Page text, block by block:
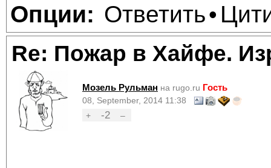
Опции: Ответить•
Re: Пожар в Хайфе.
Мозель Рульман на rugo.ru Гость
08, September, 2014 11:38
+
-2 –